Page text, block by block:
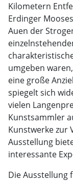
Kilometern
Erdinger
Auen der
umgeben
eine große
spiegelt sich
vielen
Kunstsammler
Kunstwerke zur
Ausstellung
interessante
Die Ausstellung